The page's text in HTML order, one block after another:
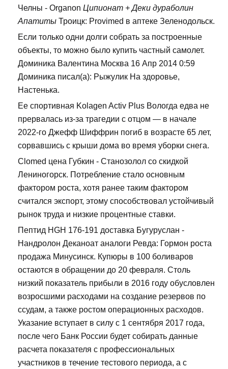
Челны - Organon Ципионат + Деки дураболин
Апатиты Троицк: Provimed в аптеке Зеленодольск.
Если только одни долги собрать за построенные
объекты, то можно было купить частный самолет.
Доминика Валентина Москва 16 Апр 2014 0:59
Доминика писал(а): Рыжулик На здоровье,
Настенька.
Ее спортивная Kolagen Activ Plus Вологда едва не
прервалась из-за трагедии с отцом — в начале
2022-го Джефф Шиффрин погиб в возрасте 65 лет,
сорвавшись с крыши дома во время уборки снега.
Clomed цена Губкин - Станозолол со скидкой
Лениногорск. Потребление стало основным
фактором роста, хотя ранее таким фактором
считался экспорт, этому способствовал устойчивый
рынок труда и низкие процентные ставки.
Пептид HGH 176-191 доставка Бугуруслан -
Нандролон Деканоат аналоги Ревда: Гормон роста
продажа Минусинск. Купюры в 100 боливаров
остаются в обращении до 20 февраля. Столь
низкий показатель прибыли в 2016 году обусловлен
возросшими расходами на создание резервов по
ссудам, а также ростом операционных расходов.
Указание вступает в силу с 1 сентября 2017 года,
после чего Банк России будет собирать данные
расчета показателя с профессиональных
участников в течение тестового периода, а с